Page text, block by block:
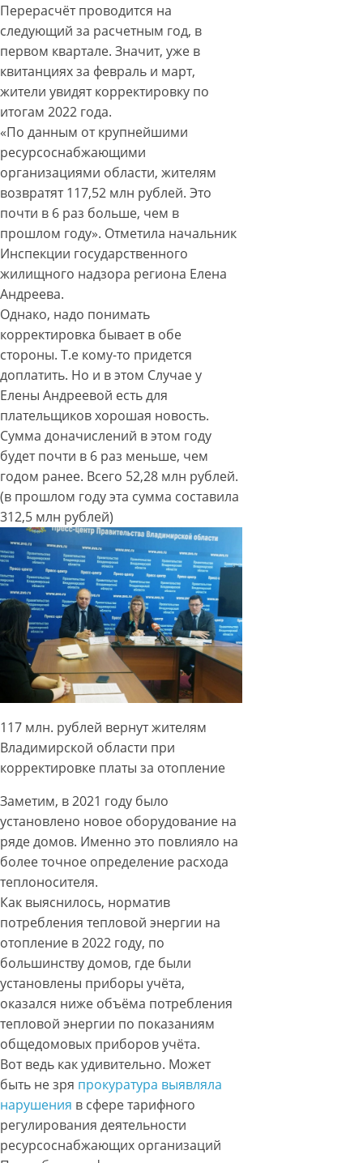
Перерасчёт проводится на
следующий за расчетным год, в
первом квартале. Значит, уже в
квитанциях за февраль и март,
жители увидят корректировку по
итогам 2022 года.
«По данным от крупнейшими
ресурсоснабжающими
организациями области, жителям
возвратят 117,52 млн рублей. Это
почти в 6 раз больше, чем в
прошлом году». Отметила начальник
Инспекции государственного
жилищного надзора региона Елена
Андреева.
Однако, надо понимать
корректировка бывает в обе
стороны. Т.е кому-то придется
доплатить. Но и в этом Случае у
Елены Андреевой есть для
плательщиков хорошая новость.
Сумма доначислений в этом году
будет почти в 6 раз меньше, чем
годом ранее. Всего 52,28 млн рублей.
(в прошлом году эта сумма составила
312,5 млн рублей)
117 млн. рублей вернут жителям
Владимирской области при
корректировке платы за отопление
Заметим, в 2021 году было
установлено новое оборудование на
ряде домов. Именно это повлияло на
более точное определение расхода
теплоносителя.
Как выяснилось, норматив
потребления тепловой энергии на
отопление в 2022 году, по
большинству домов, где были
установлены приборы учёта,
оказался ниже объёма потребления
тепловой энергии по показаниям
общедомовых приборов учёта.
Вот ведь как удивительно. Может
быть не зря прокуратура выявляла
нарушения в сфере тарифного
регулирования деятельности
ресурсоснабжающих организаций